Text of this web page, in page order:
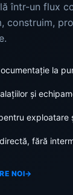
într-un flux
construim,
la
și
exploatare
fără
NOI→